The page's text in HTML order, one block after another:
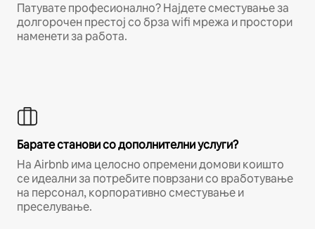
Патувате професионално? Најдете сместување за
долгорочен престој со брза wifi мрежа и простори
наменети за работа.
Барате станови со дополнителни услуги?
На Airbnb има целосно опремени домови коишто
се идеални за потребите поврзани со вработување
на персонал, корпоративно сместување и
преселување.